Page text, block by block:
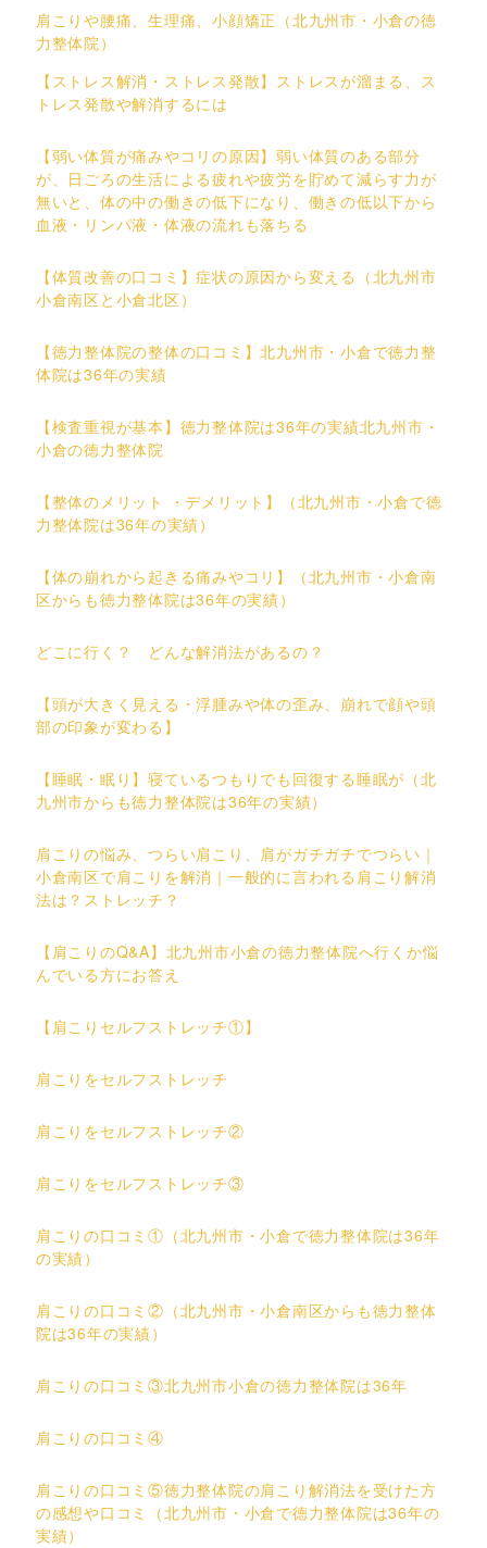
肩こりや腰痛、生理痛、小顔矯正（北九州市・小倉の徳
力整体院）
【ストレス解消・ストレス発散】ストレスが溜まる、ス
トレス発散や解消するには
【弱い体質が痛みやコリの原因】弱い体質のある部分
が、日ごろの生活による疲れや疲労を貯めて減らす力が
無いと、体の中の働きの低下になり、働きの低以下から
血液・リンパ液・体液の流れも落ちる
【体質改善の口コミ】症状の原因から変える（北九州市
小倉南区と小倉北区）
【徳力整体院の整体の口コミ】北九州市・小倉で徳力整
体院は36年の実績
【検査重視が基本】徳力整体院は36年の実績北九州市・
小倉の徳力整体院
【整体のメリット ・デメリット】（北九州市・小倉で徳
力整体院は36年の実績）
【体の崩れから起きる痛みやコリ】（北九州市・小倉南
区からも徳力整体院は36年の実績）
どこに行く？ どんな解消法があるの？
【頭が大きく見える・浮腫みや体の歪み、崩れで顔や頭
部の印象が変わる】
【睡眠・眠り】寝ているつもりでも回復する睡眠が（北
九州市からも徳力整体院は36年の実績）
肩こりの悩み、つらい肩こり、肩がガチガチでつらい｜
小倉南区で肩こりを解消｜一般的に言われる肩こり解消
法は？ストレッチ？
【肩こりのQ&A】北九州市小倉の徳力整体院へ行くか悩
んでいる方にお答え
【肩こりセルフストレッチ①】
肩こりをセルフストレッチ
肩こりをセルフストレッチ②
肩こりをセルフストレッチ③
肩こりの口コミ①（北九州市・小倉で徳力整体院は36年
の実績）
肩こりの口コミ②（北九州市・小倉南区からも徳力整体
院は36年の実績）
肩こりの口コミ③北九州市小倉の徳力整体院は36年
肩こりの口コミ④
肩こりの口コミ⑤徳力整体院の肩こり解消法を受けた方
の感想や口コミ（北九州市・小倉で徳力整体院は36年の
実績）